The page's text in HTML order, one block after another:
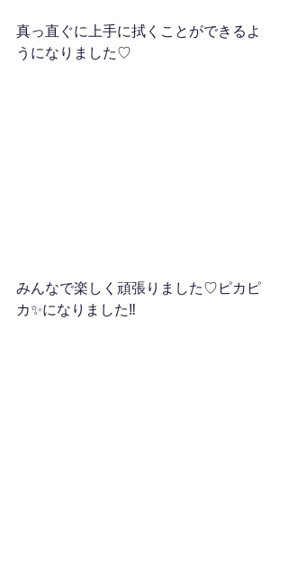
真っ直ぐに上手に拭くことができるよ
うになりました♡
みんなで楽しく頑張りました♡ピカピ
カ✨になりました‼